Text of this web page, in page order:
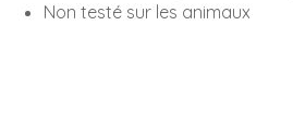
Non testé sur les animaux